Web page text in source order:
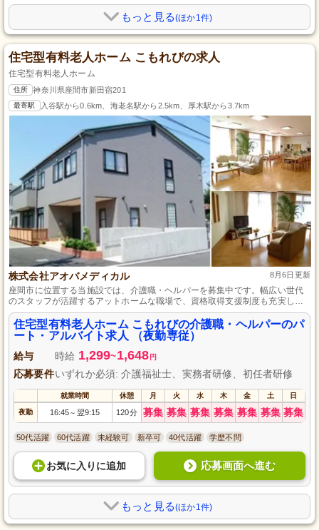
もっと見る(ほか1件)
住宅型有料老人ホーム こもれびの求人
住宅型有料老人ホーム
住所 神奈川県座間市新田宿201
最寄駅 入谷駅から0.6km、海老名駅から2.5km、厚木駅から3.7km
株式会社アオバメディカル 8月6日更新
座間市に位置する当施設では、介護職・ヘルパーを募集中です。幅広い世代
のスタッフが活躍するアットホームな職場で、資格取得支援制度も充実して
おり、スキルアップを目指しながら長く働ける環境が整っています。地域に
根ざした施設で、あなたの経験を活かし、利用者さまの毎日をサポートしま
せんか？
住宅型有料老人ホーム こもれびの介護職・ヘルパーのパ
ート・アルバイト求人 （夜勤専従）
給与 時給 1,299~1,648 円
応募要件いずれか必須: 介護福祉士、実務者研修、初任者研修
就業時間 休憩 月 火 水 木 金 土 日
夜勤 16:45～ 翌9:15 120分 募集 募集 募集 募集 募集 募集 募集
50代活躍 60代活躍 未経験可 新卒可 40代活躍 学歴不問
お気に入り に追加 応募画面へ進む
もっと見る(ほか1件)